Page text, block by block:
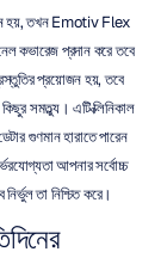
হয়, তখন Emotiv Flex
কভারেজ প্রদান করে তবে
প্রয়োজন হয়, তবে
সমতুল্য। এটি ক্লিনিকাল
গুণমান হারাতে পারেন
আপনার সর্বোচ্চ
তা নিশ্চিত করে।